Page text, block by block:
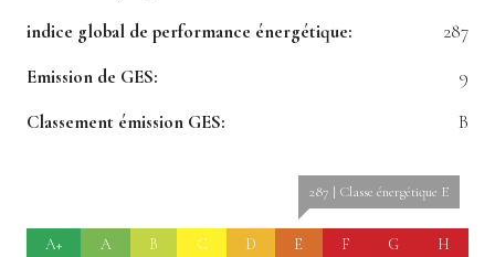
indice global de performance énergétique:
287
Emission de GES:
9
Classement émission GES:
B
A+ A B C D
287 | Classe énergétique E
E F G H